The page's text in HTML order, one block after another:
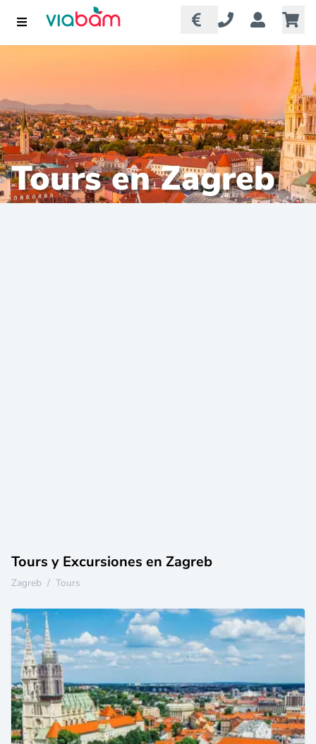
Tours en Zagreb
Tours y Excursiones en Zagreb
Zagreb / Tours